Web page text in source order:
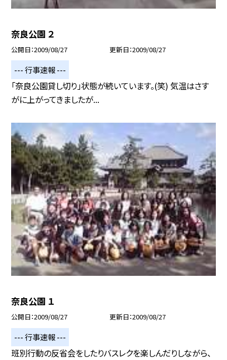
奈良公園 ２
公開日 2009/08/27 更新日 2009/08/27
--- 行事速報 ---
「奈良公園貸し切り」状態が続いています。(笑) 気温はさす
がに上がってきましたが...
奈良公園 １
公開日 2009/08/27 更新日 2009/08/27
--- 行事速報 ---
班別行動の反省会をしたりバスレクを楽しんだりしながら、